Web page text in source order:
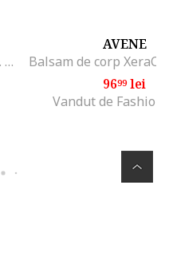
Balsam de corp XeraCalm A.D. pentru piele foarte uscata si atopica, 200 ml
AVENE
9699lei
Vandut de Fashion